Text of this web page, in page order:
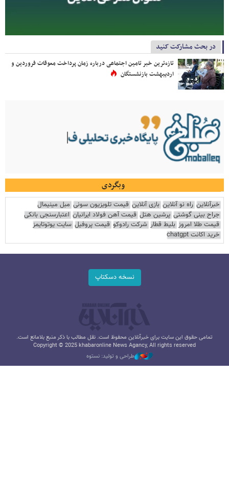
در بحث مشارکت کنید
تازه‌ترین خبر تامین اجتماعی درباره زمان پرداخت معوقات فروردین و
اردیبهشت بازنشستگان
وبگردی
خبرآنلاین راه نو آنلاین بازی آنلاین قیمت تلویزیون سونی مبل مینیمال
جراح بینی گوشتی پرشین هتل قیمت آهن فولاد ایرانیان اعتبارسنجی بانکی
قیمت طلا امروز بلیط قطار شرکت رادوکو قیمت پروفیل سایت یوتوتایمز
خرید اکانت chatgpt
نسخه دسکتاپ
تمامی حقوق این سایت برای خبرآنلاین محفوظ است. نقل مطالب با ذکر منبع بلامانع است.
Copyright © 2025 khabaronline News Agancy, All rights reserved
طراحی و تولید: نستوه